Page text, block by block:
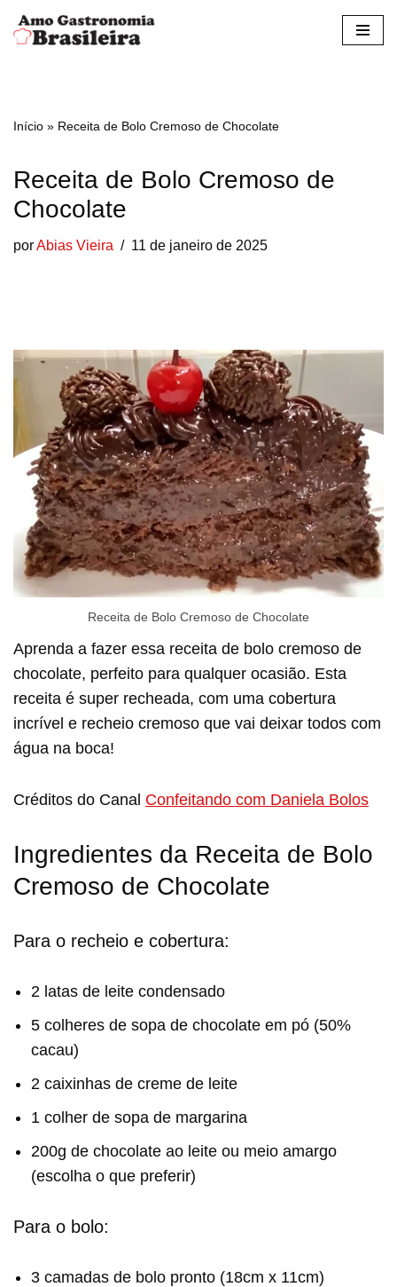
Pular
conteúdo
Início » Receita de Bolo Cremoso de Chocolate
Receita de Bolo Cremoso de
Chocolate
porAbias Vieira 11 de janeiro de 2025
Receita de Bolo Cremoso de Chocolate
Aprenda a fazer essa receita de bolo cremoso de
chocolate, perfeito para qualquer ocasião. Esta
receita é super recheada, com uma cobertura
incrível e recheio cremoso que vai deixar todos com
água na boca!
Créditos do Canal Confeitando com Daniela Bolos
Ingredientes da Receita de Bolo
Cremoso de Chocolate
Para o recheio e cobertura:
2 latas de leite condensado
5 colheres de sopa de chocolate em pó (50%
cacau)
2 caixinhas de creme de leite
1 colher de sopa de margarina
200g de chocolate ao leite ou meio amargo
(escolha o que preferir)
Para o bolo:
3 camadas de bolo pronto (18cm x 11cm)